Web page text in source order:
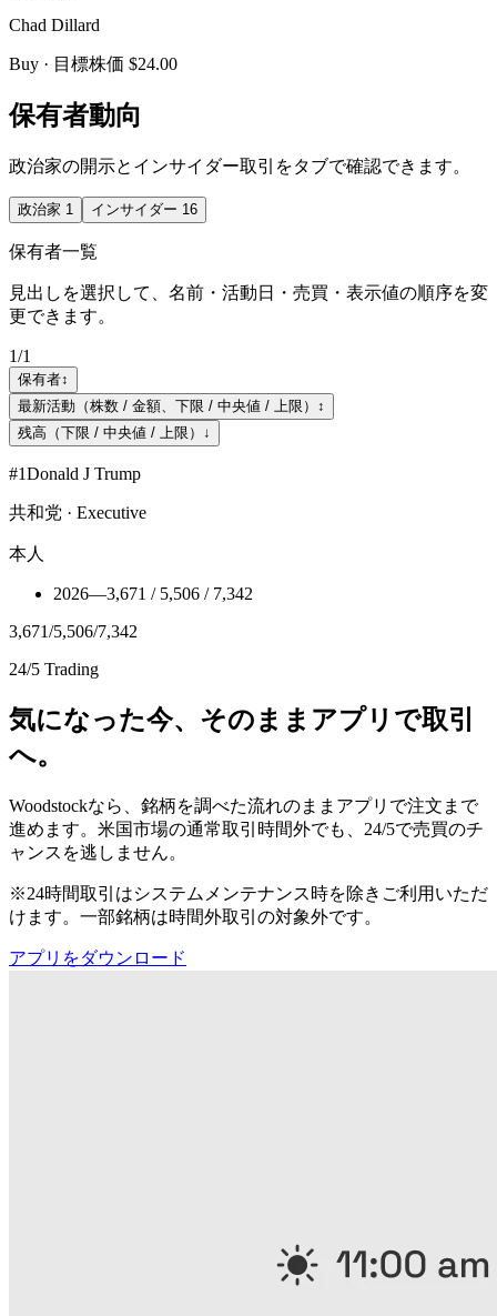
Chad Dillard
Buy · 目標株価 $24.00
保有者動向
政治家の開示とインサイダー取引をタブで確認できます。
政治家 1 インサイダー 16
保有者一覧
見出しを選択して、名前・活動日・売買・表示値の順序を変
更できます。
1/1
保有者↕
最新活動（株数 / 金額、下限 / 中央値 / 上限） ↕
残高（下限 / 中央値 / 上限） ↓
#1Donald J Trump
共和党 · Executive
本人
2026—3,671 / 5,506 / 7,342
3,671/5,506/7,342
24/5 Trading
気になった今、そのままアプリで取引
へ。
Woodstockなら、銘柄を調べた流れのままアプリで注文まで
進めます。米国市場の通常取引時間外でも、24/5で売買のチ
ャンスを逃しません。
※24時間取引はシステムメンテナンス時を除きご利用いただ
けます。一部銘柄は時間外取引の対象外です。
アプリをダウンロード